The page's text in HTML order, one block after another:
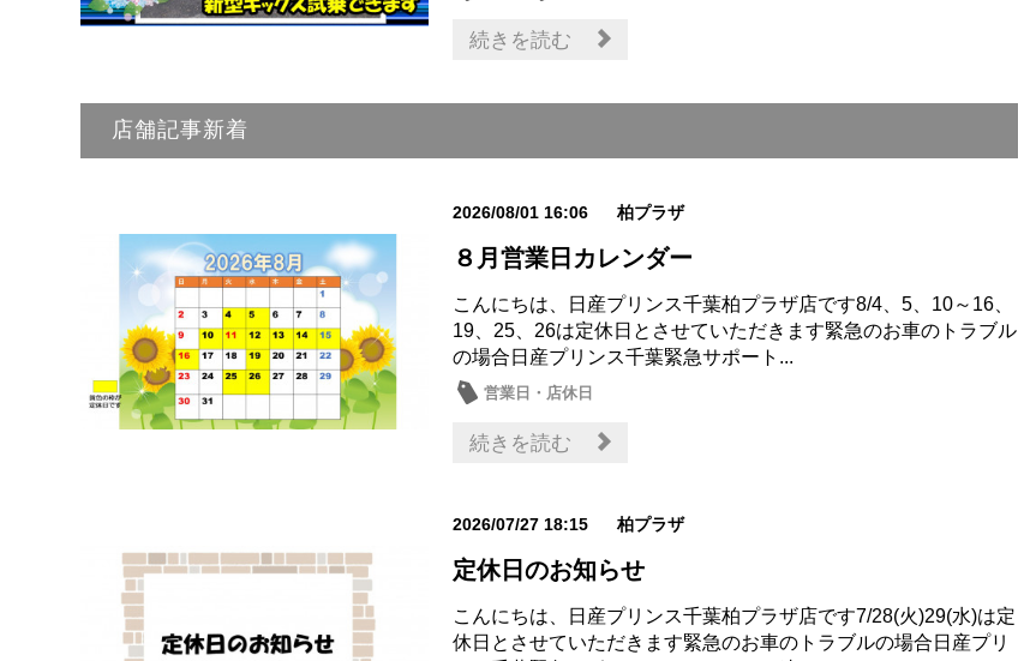
続きを読む
店舗記事新着
2026/08/01 16:06 柏プラザ
８月営業日カレンダー
こんにちは、日産プリンス千葉柏プラザ店です8/4、5、10～16、
19、25、26は定休日とさせていただきます緊急のお車のトラブル
の場合日産プリンス千葉緊急サポート...
営業日・店休日
続きを読む
2026/07/27 18:15 柏プラザ
定休日のお知らせ
こんにちは、日産プリンス千葉柏プラザ店です7/28(火)29(水)は定
休日とさせていただきます緊急のお車のトラブルの場合日産プリ